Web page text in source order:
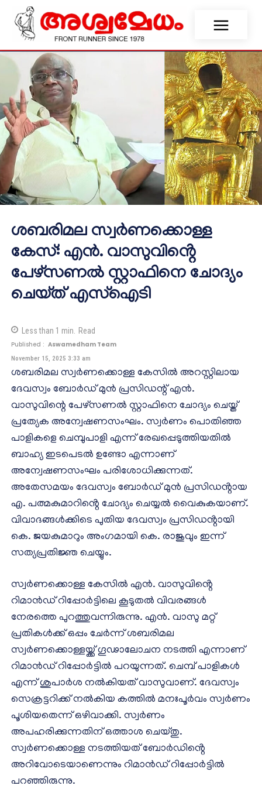
ശബരിമല സ്വർണക്കൊള്ള
കേസ്: എൻ. വാസുവിൻ്റെ
പേഴ്സണൽ സ്റ്റാഫിനെ ചോദ്യം
ചെയ്ത് എസ്‌ഐടി
Less than 1 min. Read
Published : Aswamedham Team
November 15, 2025 3:33 am
ശബരിമല സ്വർണക്കൊള്ള കേസിൽ അറസ്റ്റിലായ
ദേവസ്വം ബോർഡ് മുൻ പ്രസിഡന്റ് എൻ.
വാസുവിന്റെ പേഴ്സണൽ സ്റ്റാഫിനെ ചോദ്യം ചെയ്ത്
പ്രത്യേക അന്വേഷണസംഘം. സ്വർണം പൊതിഞ്ഞ
പാളികളെ ചെമ്പുപാളി എന്ന് രേഖപ്പെടുത്തിയതിൽ
ബാഹ്യ ഇടപെടൽ ഉണ്ടോ എന്നാണ്
അന്വേഷണസംഘം പരിശോധിക്കുന്നത്.
അതേസമയം ദേവസ്വം ബോർഡ് മുൻ പ്രസിഡൻ്റായ
എ. പത്മകുമാറിൻ്റെ ചോദ്യം ചെയ്യൽ വൈകുകയാണ്.
വിവാദങ്ങൾക്കിടെ പുതിയ ദേവസ്വം പ്രസിഡൻ്റായി
കെ. ജയകുമാറും അംഗമായി കെ. രാജുവും ഇന്ന്
സത്യപ്രതിജ്ഞ ചെയ്യും.
സ്വർണക്കൊള്ള കേസിൽ എൻ. വാസുവിൻ്റെ
റിമാൻ‍ഡ് റിപ്പോർട്ടിലെ കൂടുതൽ വിവരങ്ങൾ
നേരത്തെ പുറത്തുവന്നിരുന്നു. എൻ. വാസു മറ്റ്
പ്രതികൾക്ക് ഒപ്പം ചേർന്ന് ശബരിമല
സ്വർണക്കൊള്ളയ്ക്ക് ഗൂഢാലോചന നടത്തി എന്നാണ്
റിമാൻഡ് റിപ്പോർട്ടിൽ പറയുന്നത്. ചെമ്പ് പാളികൾ
എന്ന് ശുപാർശ നൽകിയത് വാസുവാണ്. ദേവസ്വം
സെക്രട്ടറിക്ക് നൽകിയ കത്തിൽ മനഃപൂർവം സ്വർണം
പൂശിയതെന്ന് ഒഴിവാക്കി. സ്വർണം
അപഹരിക്കുന്നതിന് ഒത്താശ ചെയ്തു.
സ്വർണക്കൊള്ള നടത്തിയത് ബോർഡിൻ്റെ
അറിവോടെയാണെന്നും റിമാൻഡ് റിപ്പോർട്ടിൽ
പറഞ്ഞിരുന്നു.